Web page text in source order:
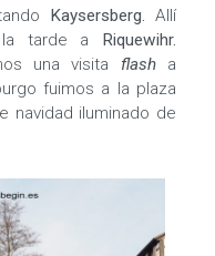
Kaysersberg. Allí
la tarde a Riquewihr.
una visita flasha
fuimos a la plaza
navidad iluminado de